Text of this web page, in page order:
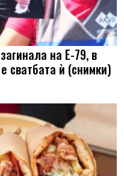
на Е-79, в
сватбата ѝ (снимки)